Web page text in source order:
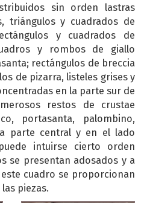
sin orden lastras
triángulos y cuadrados de
y cuadrados de
y rombos de giallo
rectángulos de breccia
de pizarra, listeles grises y
en la parte sur de
restos de crustae
portasanta, palombino,
parte central y en el lado
intuirse cierto orden
se presentan adosados y a
cuadro se proporcionan
piezas.